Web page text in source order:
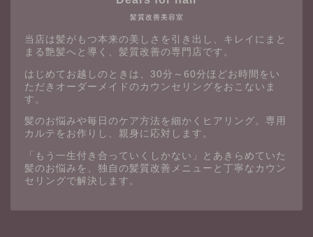
髪質改善美容室
当店は髪がもつ本来の美しさを引き出し、キレイにまと
まる艶髪へと導く、髪質改善の専門店です。
はじめてお越しのときは、30分～60分ほどお時間をい
ただきオーダーメイドのカウンセリングをおこないま
す。
髪のお悩みや毎日のケア方法を細かくヒアリング。専用
カルテをお作りし、親身に応対します。
「もう一生付き合っていくしかない」とあきらめていた
髪のお悩みを、独自の髪質改善メニューと丁寧なカウン
セリングで解決します。